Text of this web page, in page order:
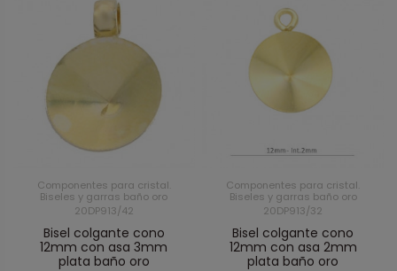
Componentes para cristal.
Biseles y garras baño oro
20DP913/42
Bisel colgante cono
12mm con asa 3mm
plata baño oro
Componentes para cristal.
Biseles y garras baño oro
20DP913/32
Bisel colgante cono
12mm con asa 2mm
plata baño oro